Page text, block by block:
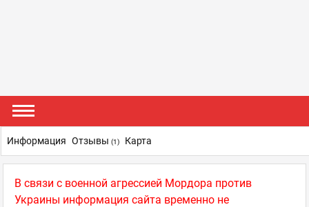
В связи с военной агрессией Мордора против
Украины информация сайта временно не
Информация Отзывы (1) Карта